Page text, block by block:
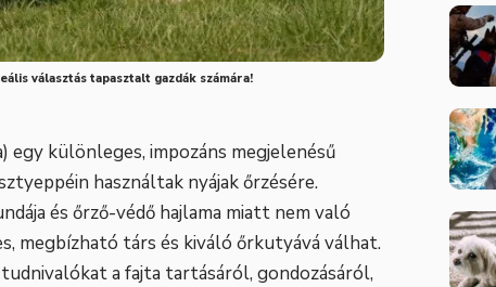
választás tapasztalt gazdák számára!
egy különleges, impozáns megjelenésű
használtak nyájak őrzésére.
és őrző-védő hajlama miatt nem való
megbízható társ és kiváló őrkutyává válhat.
a fajta tartásáról, gondozásáról,